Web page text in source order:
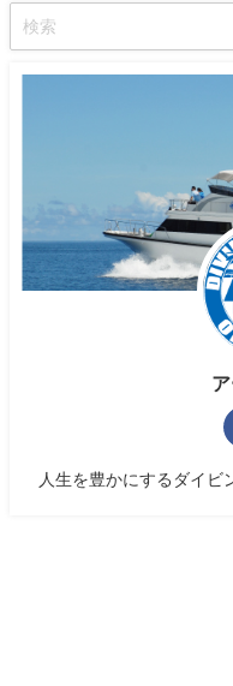
人生を豊かにするダイビ